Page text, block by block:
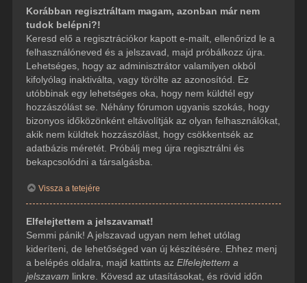
Korábban regisztráltam magam, azonban már nem
tudok belépni?!
Keresd elő a regisztrációkor kapott e-mailt, ellenőrizd le a
felhasználóneved és a jelszavad, majd próbálkozz újra.
Lehetséges, hogy az adminisztrátor valamilyen okból
kifolyólag inaktiválta, vagy törölte az azonosítód. Ez
utóbbinak egy lehetséges oka, hogy nem küldtél egy
hozzászólást se. Néhány fórumon ugyanis szokás, hogy
bizonyos időközönként eltávolítják az olyan felhasználókat,
akik nem küldtek hozzászólást, hogy csökkentsék az
adatbázis méretét. Próbálj meg újra regisztrálni és
bekapcsolódni a társalgásba.
Vissza a tetejére
Elfelejtettem a jelszavamat!
Semmi pánik! A jelszavad ugyan nem lehet utólag
kideríteni, de lehetőséged van új készítésére. Ehhez menj
a belépés oldalra, majd kattints az Elfelejtettem a
jelszavam linkre. Kövesd az utasításokat, és rövid időn